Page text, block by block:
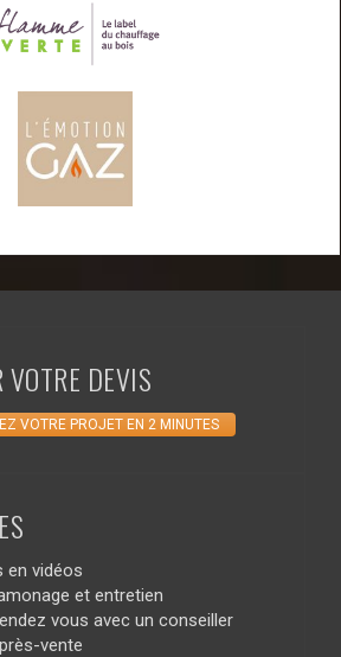
DEVIS
VOTRE PROJET EN 2 MINUTES
en vidéos
et entretien
vous avec un conseiller
vente